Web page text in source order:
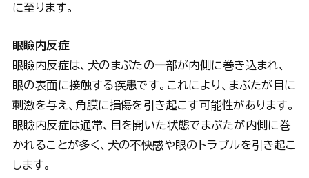
に至ります。
眼瞼内反症
眼瞼内反症は、犬のまぶたの一部が内側に巻き込まれ、
眼の表面に接触する疾患です。これにより、まぶたが目に
刺激を与え、角膜に損傷を引き起こす可能性があります。
眼瞼内反症は通常、目を開いた状態でまぶたが内側に巻
かれることが多く、犬の不快感や眼のトラブルを引き起こ
します。